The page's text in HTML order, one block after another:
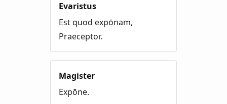
Evaristus
Est quod expōnam,
Praeceptor.
Magister
Expōne.